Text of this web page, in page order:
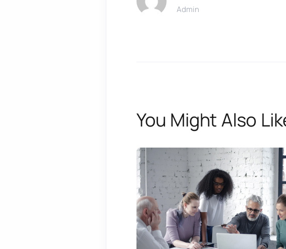
Admin
You Might Also